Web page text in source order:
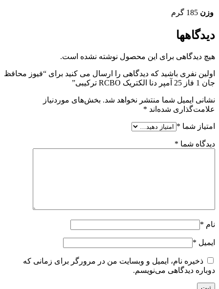
وزن 185 گرم
دیدگاهها
هیچ دیدگاهی برای این محصول نوشته نشده است.
اولین نفری باشید که دیدگاهی را ارسال می کنید برای “فیوز محافظ
جان 1 فاز 25 آمپر دنا الکتریک RCBO ترکیبی”
نشانی ایمیل شما منتشر نخواهد شد. بخش‌های موردنیاز
علامت‌گذاری شده‌اند *
امتیاز شما *
دیدگاه شما *
نام *
ایمیل *
ذخیره نام، ایمیل و وبسایت من در مرورگر برای زمانی که
دوباره دیدگاهی می‌نویسم.